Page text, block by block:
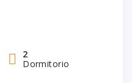
2
Dormitorio